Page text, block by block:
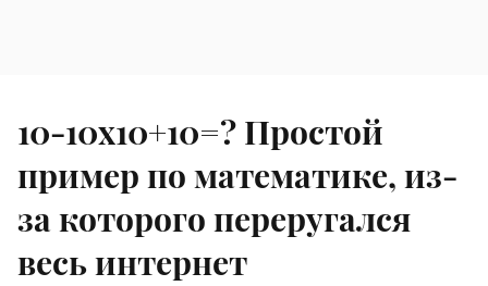
10-10х10+10=? Простой
пример по математике, из-
за которого переругался
весь интернет